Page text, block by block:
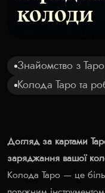
колоди
Знайомство з Таро
Колода Таро та
Догляд за картами
заряджання вашої
Колода Таро — це